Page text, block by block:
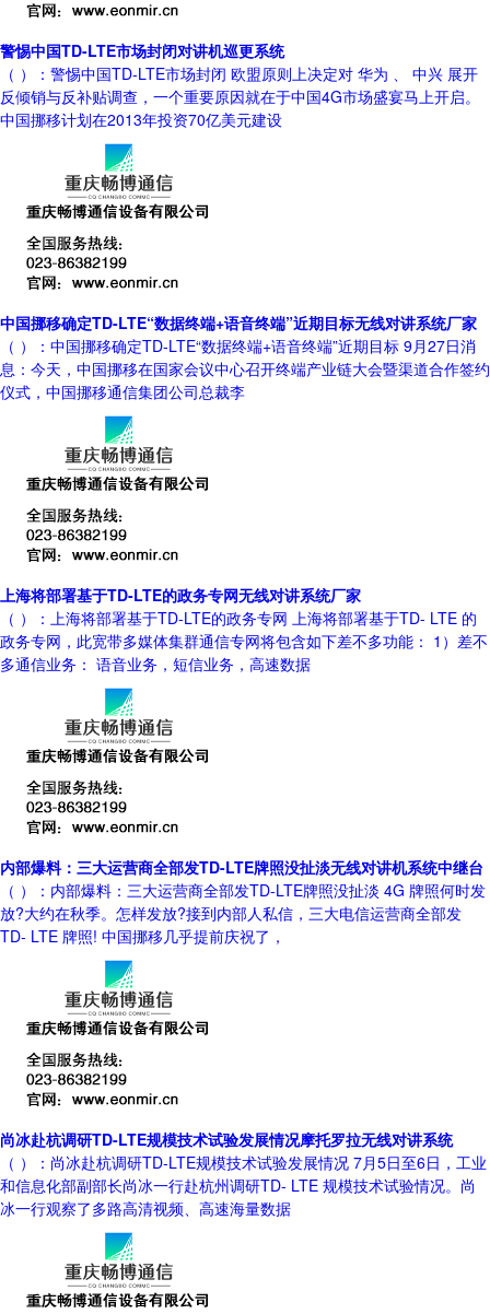
警惕中国TD-LTE市场封闭对讲机巡更系统
（ ）：警惕中国TD-LTE市场封闭 欧盟原则上决定对 华为 、 中兴 展开
反倾销与反补贴调查，一个重要原因就在于中国4G市场盛宴马上开启。
中国挪移计划在2013年投资70亿美元建设
中国挪移确定TD-LTE“数据终端+语音终端”近期目标无线对讲系统厂家
（ ）：中国挪移确定TD-LTE“数据终端+语音终端”近期目标 9月27日消
息：今天，中国挪移在国家会议中心召开终端产业链大会暨渠道合作签约
仪式，中国挪移通信集团公司总裁李
上海将部署基于TD-LTE的政务专网无线对讲系统厂家
（ ）：上海将部署基于TD-LTE的政务专网 上海将部署基于TD- LTE 的
政务专网，此宽带多媒体集群通信专网将包含如下差不多功能： 1）差不
多通信业务： 语音业务，短信业务，高速数据
内部爆料：三大运营商全部发TD-LTE牌照没扯淡无线对讲机系统中继台
（ ）：内部爆料：三大运营商全部发TD-LTE牌照没扯淡 4G 牌照何时发
放?大约在秋季。怎样发放?接到内部人私信，三大电信运营商全部发
TD- LTE 牌照! 中国挪移几乎提前庆祝了，
尚冰赴杭调研TD-LTE规模技术试验发展情况摩托罗拉无线对讲系统
（ ）：尚冰赴杭调研TD-LTE规模技术试验发展情况 7月5日至6日，工业
和信息化部副部长尚冰一行赴杭州调研TD- LTE 规模技术试验情况。尚
冰一行观察了多路高清视频、高速海量数据